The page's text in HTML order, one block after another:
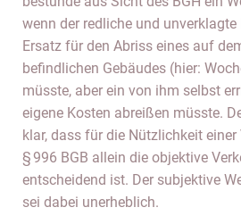
wenn der redliche und
Ersatz für den Abriss eines auf
befindlichen Gebäudes (hier:
müsste, aber ein von ihm selbst
eigene Kosten abreißen müsste.
klar, dass für die Nützlichkeit
§ 996 BGB allein die objektive
entscheidend ist. Der subjektive
sei dabei unerheblich.